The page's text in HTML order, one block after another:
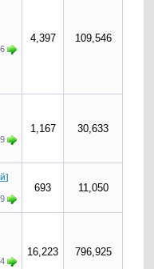
4,397 109,546
1,167 30,633
693 11,050
16,223 796,925